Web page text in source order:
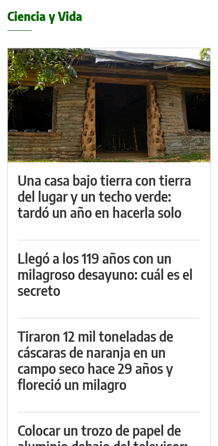
Ciencia y Vida
Una casa bajo tierra con tierra
del lugar y un techo verde:
tardó un año en hacerla solo
Llegó a los 119 años con un
milagroso desayuno: cuál es el
secreto
Tiraron 12 mil toneladas de
cáscaras de naranja en un
campo seco hace 29 años y
floreció un milagro
Colocar un trozo de papel de